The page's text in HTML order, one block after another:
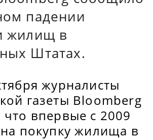
падении
жилищ в
Штатах.
журналисты
газеты Bloomberg
впервые с 2009
покупку жилища в